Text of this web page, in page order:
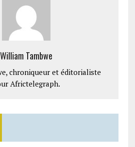
William Tambwe
chroniqueur et éditorialiste
Africtelegraph.